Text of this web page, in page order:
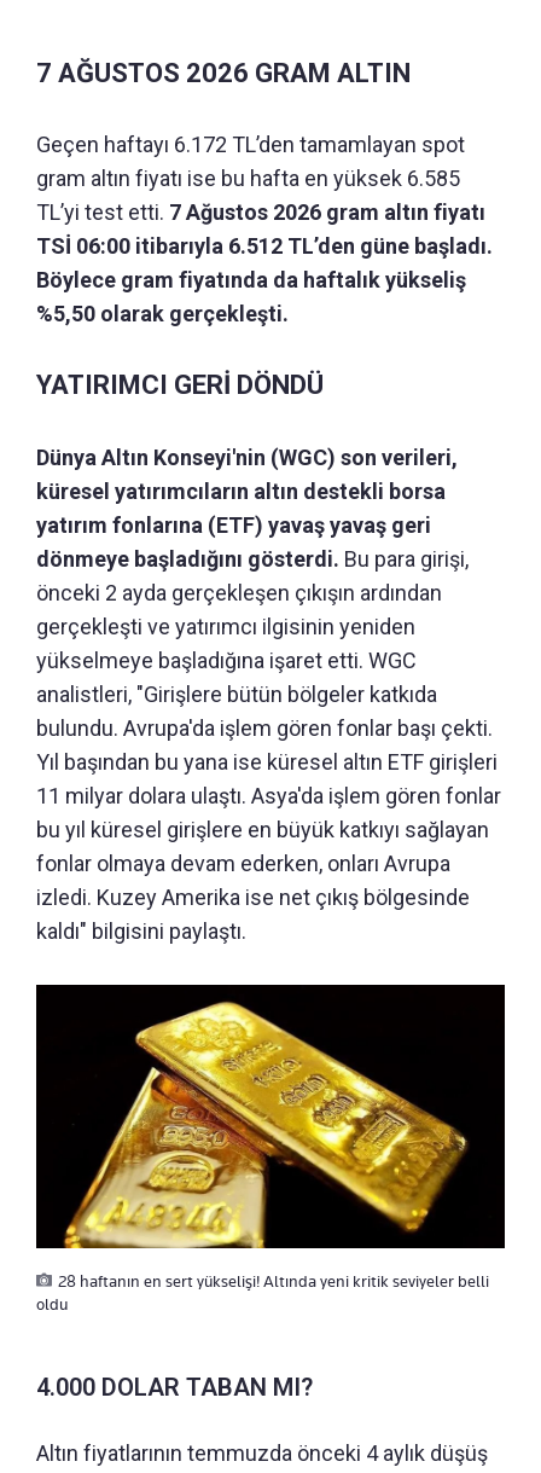
7 AĞUSTOS 2026 GRAM ALTIN
Geçen haftayı 6.172 TL’den tamamlayan spot
gram altın fiyatı ise bu hafta en yüksek 6.585
TL’yi test etti. 7 Ağustos 2026 gram altın fiyatı
TSİ 06:00 itibarıyla 6.512 TL’den güne başladı.
Böylece gram fiyatında da haftalık yükseliş
%5,50 olarak gerçekleşti.
YATIRIMCI GERİ DÖNDÜ
Dünya Altın Konseyi'nin (WGC) son verileri,
küresel yatırımcıların altın destekli borsa
yatırım fonlarına (ETF) yavaş yavaş geri
dönmeye başladığını gösterdi. Bu para girişi,
önceki 2 ayda gerçekleşen çıkışın ardından
gerçekleşti ve yatırımcı ilgisinin yeniden
yükselmeye başladığına işaret etti. WGC
analistleri, "Girişlere bütün bölgeler katkıda
bulundu. Avrupa'da işlem gören fonlar başı çekti.
Yıl başından bu yana ise küresel altın ETF girişleri
11 milyar dolara ulaştı. Asya'da işlem gören fonlar
bu yıl küresel girişlere en büyük katkıyı sağlayan
fonlar olmaya devam ederken, onları Avrupa
izledi. Kuzey Amerika ise net çıkış bölgesinde
kaldı" bilgisini paylaştı.
28 haftanın en sert yükselişi! Altında yeni kritik seviyeler belli
oldu
4.000 DOLAR TABAN MI?
Altın fiyatlarının temmuzda önceki 4 aylık düşüş